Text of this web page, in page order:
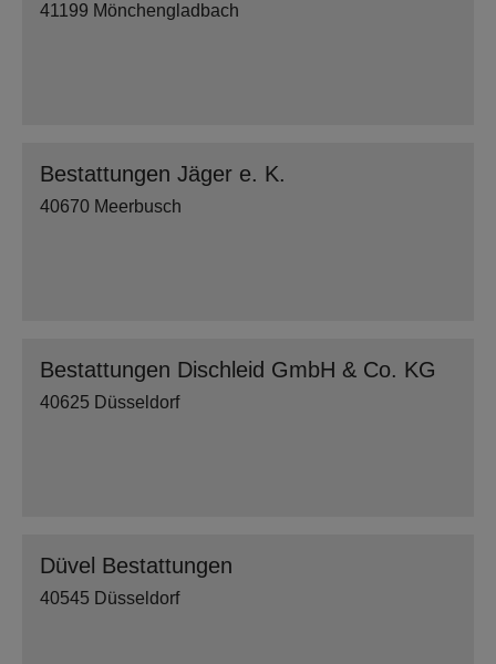
41199 Mönchengladbach
Bestattungen Jäger e. K.
40670 Meerbusch
Bestattungen Dischleid GmbH & Co. KG
40625 Düsseldorf
Düvel Bestattungen
40545 Düsseldorf